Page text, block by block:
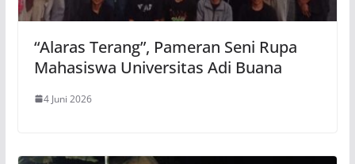
“Alaras Terang”, Pameran Seni Rupa
Mahasiswa Universitas Adi Buana
4 Juni 2026